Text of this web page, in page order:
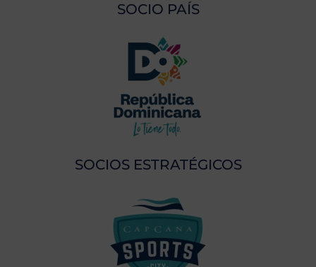
SOCIO PAÍS
SOCIOS ESTRATÉGICOS